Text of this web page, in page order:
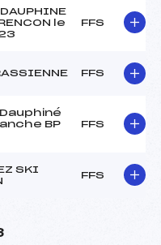
le
FFS
FFS
BP
FFS
SKI
FFS